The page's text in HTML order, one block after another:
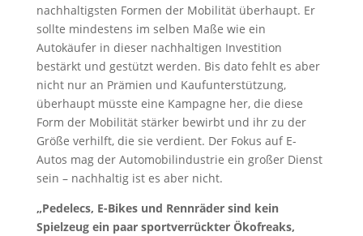
nachhaltigsten Formen der Mobilität überhaupt. Er
sollte mindestens im selben Maße wie ein
Autokäufer in dieser nachhaltigen Investition
bestärkt und gestützt werden. Bis dato fehlt es aber
nicht nur an Prämien und Kaufunterstützung,
überhaupt müsste eine Kampagne her, die diese
Form der Mobilität stärker bewirbt und ihr zu der
Größe verhilft, die sie verdient. Der Fokus auf E-
Autos mag der Automobilindustrie ein großer Dienst
sein – nachhaltig ist es aber nicht.
„Pedelecs, E-Bikes und Rennräder sind kein
Spielzeug ein paar sportverrückter Ökofreaks,